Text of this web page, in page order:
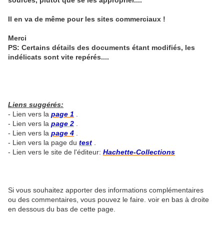
Il en va de même pour les sites commerciaux !
Merci
PS: Certains détails des documents étant modifiés, les
indélicats sont vite repérés....
Liens suggérés:
- Lien vers la page 1
- Lien vers la page 2
- Lien vers la page 4
- Lien vers la page du test
- Lien vers le site de l'éditeur: Hachette-Collections
Si vous souhaitez apporter des informations complémentaires
ou des commentaires, vous pouvez le faire. voir en bas à droite
en dessous du bas de cette page.